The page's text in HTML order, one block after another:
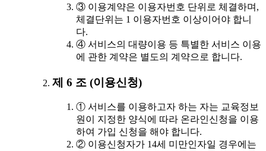
③ 이용계약은 이용자번호 단위로 체결하며,
체결단위는 1 이용자번호 이상이어야 합니
다.
④ 서비스의 대량이용 등 특별한 서비스 이용
에 관한 계약은 별도의 계약으로 합니다.
제 6 조 (이용신청)
① 서비스를 이용하고자 하는 자는 교육정보
원이 지정한 양식에 따라 온라인신청을 이용
하여 가입 신청을 해야 합니다.
② 이용신청자가 14세 미만인자일 경우에는